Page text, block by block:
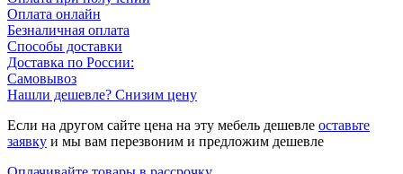
Оплата онлайн
Безналичная оплата
Способы доставки
Доставка по России:
Самовывоз
Нашли дешевле? Снизим цену
Если на другом сайте цена на эту мебель дешевле оставьте
заявку и мы вам перезвоним и предложим дешевле